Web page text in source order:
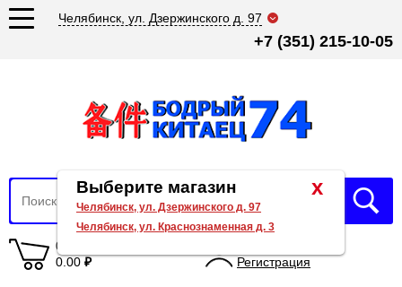
Челябинск, ул. Дзержинского д. 97
+7 (351) 215-10-05
0 товаров
0.00 ₽
Регистрация
x
Выберите магазин
Челябинск, ул. Дзержинского д. 97
Челябинск, ул. Краснознаменная д. 3